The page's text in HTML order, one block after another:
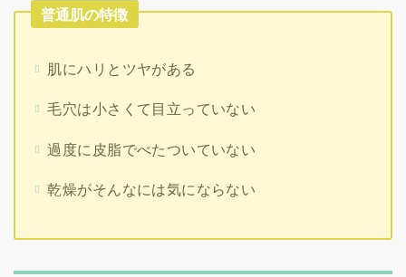
普通肌の特徴
肌にハリとツヤがある
毛穴は小さくて目立っていない
過度に皮脂でべたついていない
乾燥がそんなには気にならない